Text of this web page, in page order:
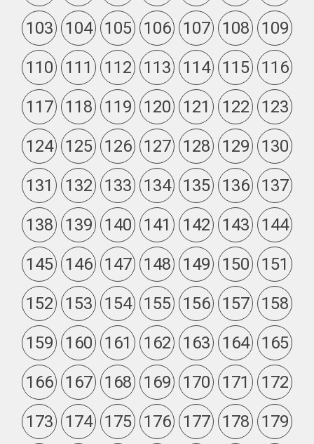
103
104 105 106 107 108
109
110
111 112 113 114 115
116
117
118 119 120 121 122
123
124
125 126 127 128 129
130
131
132 133 134 135 136
137
138
139 140 141 142 143
144
145
146 147 148 149 150
151
152
153 154 155 156 157
158
159
160 161 162 163 164
165
166
167 168 169 170 171
172
173
174 175 176 177 178
179